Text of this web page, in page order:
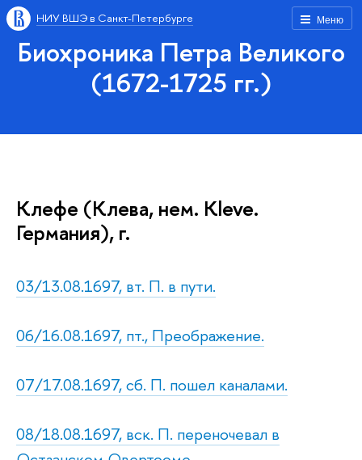
Меню
НИУ ВШЭ в Санкт-Петербурге
Биохроника Петра Великого
(1672-1725 гг.)
Клефе (Клева, нем. Kleve.
Германия), г.
03/13.08.1697, вт. П. в пути.
06/16.08.1697, пт., Преображение.
07/17.08.1697, сб. П. пошел каналами.
08/18.08.1697, вск. П. переночевал в